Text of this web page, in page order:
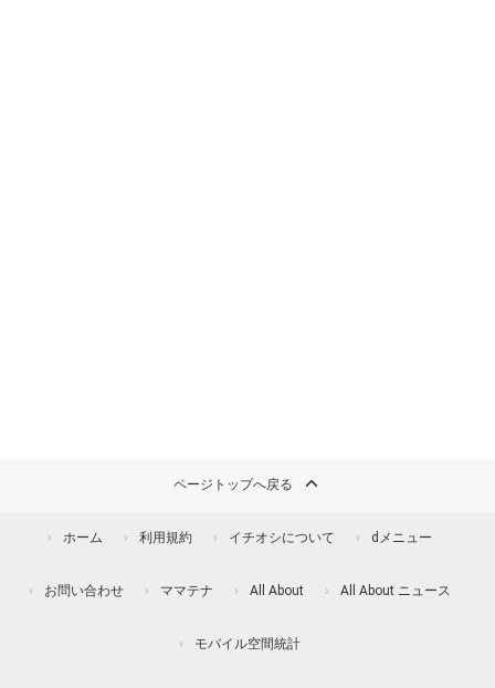
ページトップへ戻る
ホーム 利用規約 イチオシについて dメニュー
お問い合わせ ママテナ All About All About ニュース
モバイル空間統計